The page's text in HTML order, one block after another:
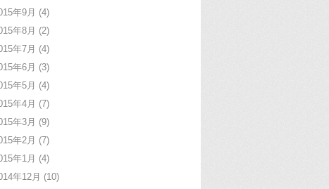
年9月 (4)
年8月 (2)
年7月 (4)
年6月 (3)
年5月 (4)
年4月 (7)
年3月 (9)
年2月 (7)
年1月 (4)
年12月
(10)